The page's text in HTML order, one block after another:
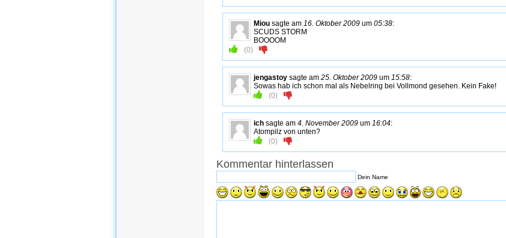
Miou sagte am 16. Oktober 2009 um 05:38:
SCUDS STORM
BOOOOM
(0)
jengastoy sagte am 25. Oktober 2009 um 15:58:
Sowas hab ich schon mal als Nebelring bei Vollmond gesehen. Kein Fake!
(0)
ich sagte am 4. November 2009 um 16:04:
Atompilz von unten?
(0)
Kommentar hinterlassen
Dein Name